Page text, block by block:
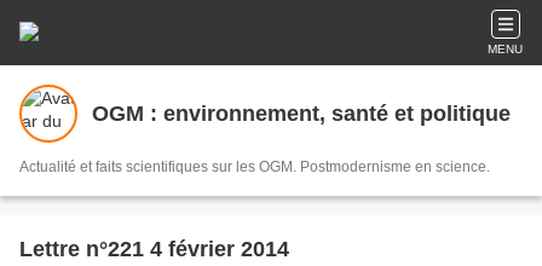
MENU
OGM : environnement, santé et politique
Actualité et faits scientifiques sur les OGM. Postmodernisme en science.
Lettre n°221 4 février 2014